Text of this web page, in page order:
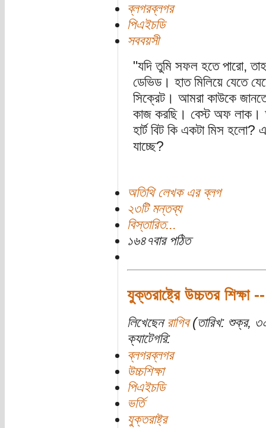
ব্লগরব্লগর
পিএইচডি
সববয়সী
"যদি তুমি সফল হতে পারো,
ডেভিড। হাত মিলিয়ে যেতে
সিক্রেট। আমরা কাউকে
কাজ করছি। বেস্ট অফ লাক।
হার্ট বিট কি একটা মিস
যাচ্ছে?
অতিথি লেখক এর ব্লগ
২৩টি মন্তব্য
বিস্তারিত...
১৬৪৭বার পঠিত
যুক্তরাষ্ট্রে উচ্চতর
লিখেছেন রাগিব(তারিখ: শুক্র,
ক্যাটেগরি:
ব্লগরব্লগর
উচ্চশিক্ষা
পিএইচডি
ভর্তি
যুক্তরাষ্ট্র